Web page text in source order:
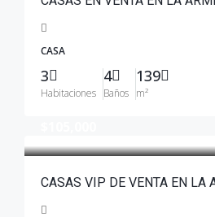
CASA
3
Habitaciones
4
Baños
139
m²
CASAS VIP DE VENTA EN LA